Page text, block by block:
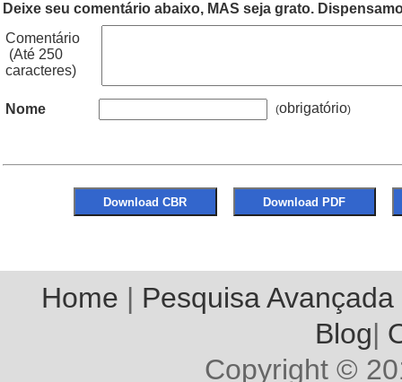
Deixe seu comentário abaixo, MAS seja grato.
Comentário
(Até 250
caracteres)
Nome (obrigatório
Home | Pesquisa Avançada
Blog|
Copyright ©